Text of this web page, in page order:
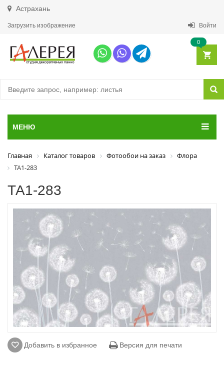
Астрахань
Загрузить изображение Войти
0
МЕНЮ
Главная Каталог товаров Фотообои на заказ
Флора
ТА1-283
ТА1-283
Добавить в избранное Версия для печати